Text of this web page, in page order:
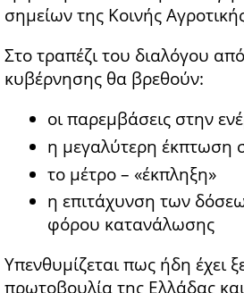
σημείων της Κοινής
Στο τραπέζι του διαλόγου
κυβέρνησης θα βρεθούν:
οι παρεμβάσεις στην
η μεγαλύτερη έκπτωση
το μέτρο – «έκπληξη»
η επιτάχυνση των
φόρου κατανάλωσης
Υπενθυμίζεται πως ήδη έχει
πρωτοβουλία της Ελλάδας